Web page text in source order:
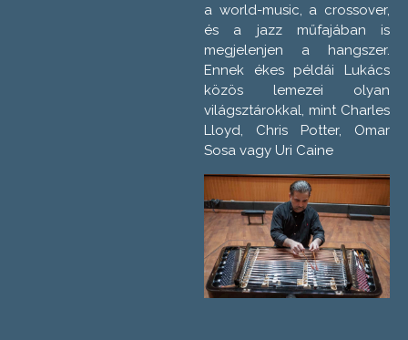
a world-music, a crossover,
és a jazz műfajában is
megjelenjen a hangszer.
Ennek ékes példái Lukács
közös lemezei olyan
világsztárokkal, mint Charles
Lloyd, Chris Potter, Omar
Sosa vagy Uri Caine